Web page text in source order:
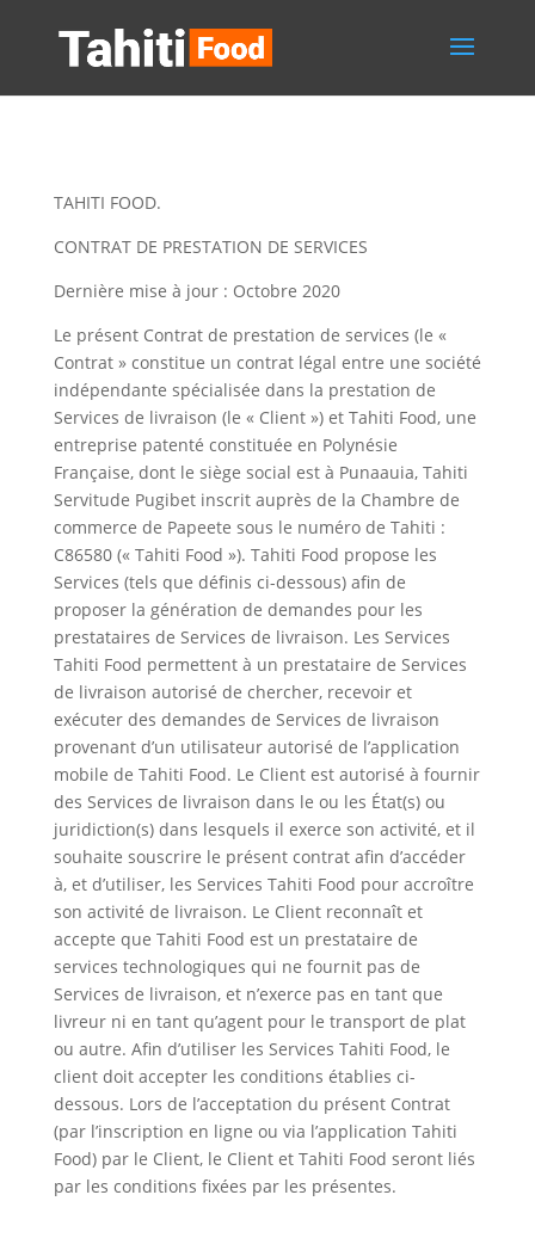
TAHITI FOOD.
CONTRAT DE PRESTATION DE SERVICES
Dernière mise à jour : Octobre 2020
Le présent Contrat de prestation de services (le «
Contrat » constitue un contrat légal entre une société
indépendante spécialisée dans la prestation de
Services de livraison (le « Client ») et Tahiti Food, une
entreprise patenté constituée en Polynésie
Française, dont le siège social est à Punaauia, Tahiti
Servitude Pugibet inscrit auprès de la Chambre de
commerce de Papeete sous le numéro de Tahiti :
C86580 (« Tahiti Food »). Tahiti Food propose les
Services (tels que définis ci-dessous) afin de
proposer la génération de demandes pour les
prestataires de Services de livraison. Les Services
Tahiti Food permettent à un prestataire de Services
de livraison autorisé de chercher, recevoir et
exécuter des demandes de Services de livraison
provenant d’un utilisateur autorisé de l’application
mobile de Tahiti Food. Le Client est autorisé à fournir
des Services de livraison dans le ou les État(s) ou
juridiction(s) dans lesquels il exerce son activité, et il
souhaite souscrire le présent contrat afin d’accéder
à, et d’utiliser, les Services Tahiti Food pour accroître
son activité de livraison. Le Client reconnaît et
accepte que Tahiti Food est un prestataire de
services technologiques qui ne fournit pas de
Services de livraison, et n’exerce pas en tant que
livreur ni en tant qu’agent pour le transport de plat
ou autre. Afin d’utiliser les Services Tahiti Food, le
client doit accepter les conditions établies ci-
dessous. Lors de l’acceptation du présent Contrat
(par l’inscription en ligne ou via l’application Tahiti
Food) par le Client, le Client et Tahiti Food seront liés
par les conditions fixées par les présentes.